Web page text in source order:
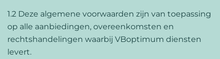
1.2 Deze algemene voorwaarden zijn van toepassing
op alle aanbiedingen, overeenkomsten en
rechtshandelingen waarbij VBoptimum diensten
levert.